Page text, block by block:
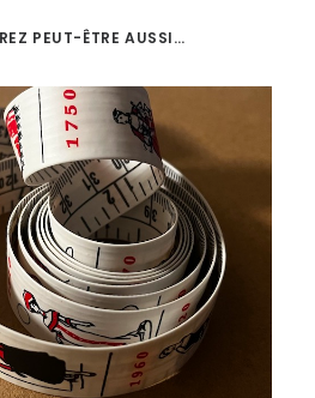
PEUT-ÊTRE AUSSI…